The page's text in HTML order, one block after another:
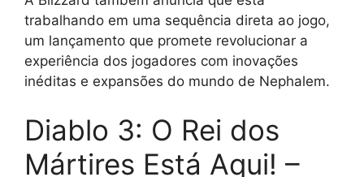
trabalhando em uma sequência direta ao jogo,
um lançamento que promete revolucionar a
experiência dos jogadores com inovações
inéditas e expansões do mundo de Nephalem.
Diablo 3: O Rei dos
Mártires Está Aqui! –